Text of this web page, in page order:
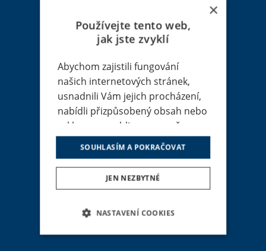
Holandská 8
639 00 Brno
IČ: 48391301
RENOMIA
Pojistná řešení
Služby
O RENOMIA
Připojte se k nám
Kontakt
×
Používejte tento web,
jak jste zvyklí
Abychom zajistili fungování
našich internetových stránek,
usnadnili Vám jejich procházení,
nabídli přizpůsobený obsah nebo
reklamu a mohli anonymně
analyzovat návštěvnost,
využíváme soubory cookies, které
sdílíme se svými partnery pro
sociální média, inzerci a
můžeme využívat pouze s Vaším
SOUHLASÍM A POKRAČOVAT
JEN NEZBYTNÉ
NASTAVENÍ COOKIES